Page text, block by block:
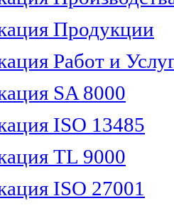
Продукции
Работ и
SA 8000
ISO 13485
TL 9000
ISO 27001